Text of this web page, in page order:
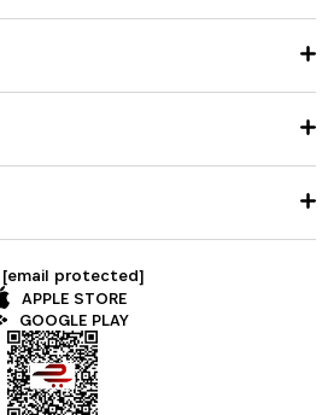
[email protected]
APPLE STORE
GOOGLE PLAY